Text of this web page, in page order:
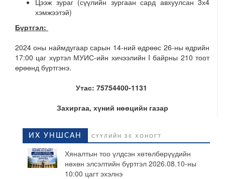
Цээж зураг (сүүлийн зургаан сард авхуулсан 3х4
хэмжээтэй)
Бүртгэл:
2024 оны наймдугаар сарын 14-ний өдрөөс 26-ны өдрийн
17:00 цаг хүртэл МУИС-ийн хичээлийн I байрны 210 тоот
өрөөнд бүртгэнэ.
Утас: 75754400-1131
Захиргаа, хүний нөөцийн газар
ИХ УНШСАН СҮҮЛИЙН 30 ХОНОГТ
Хяналтын тоо үлдсэн хөтөлбөрүүдийн
нөхөн элсэлтийн бүртгэл 2026.08.10-ны
10:00 цагт эхэлнэ